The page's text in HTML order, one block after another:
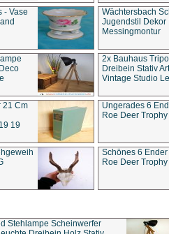
- Vase
Wächtersbach
Jugendstil Dekor
Messingmontur
2x Bauhaus
Dreibein Stativ
Vintage Studio
21 Cm
19
Ungerades 6
Roe Deer
Schönes 6
Roe Deer
Stehlampe Scheinwerfer